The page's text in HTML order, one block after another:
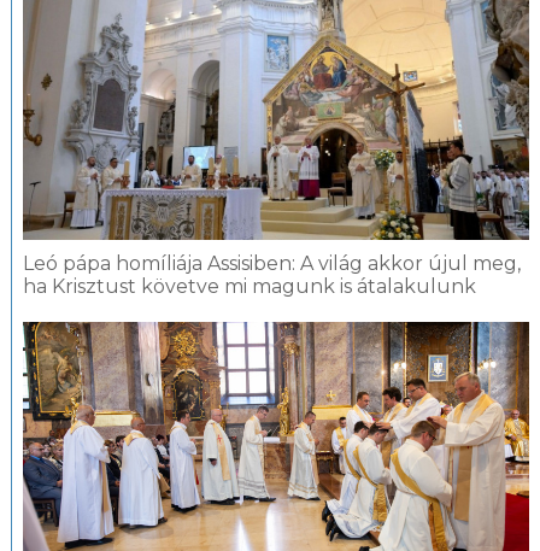
Leó pápa homíliája Assisiben: A világ akkor újul meg,
ha Krisztust követve mi magunk is átalakulunk